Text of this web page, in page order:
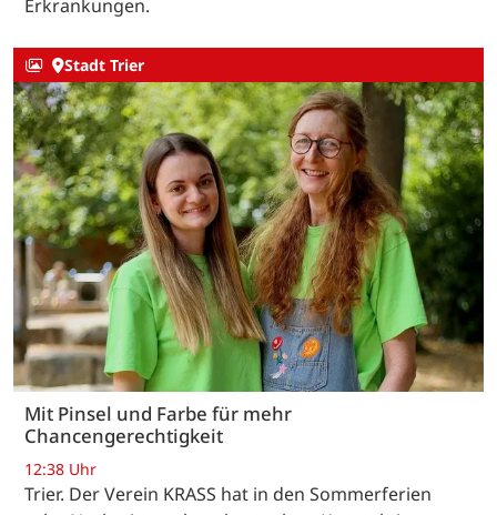
Erkrankungen.
Stadt Trier
Mit Pinsel und Farbe für mehr
Chancengerechtigkeit
12:38 Uhr
Trier. Der Verein KRASS hat in den Sommerferien